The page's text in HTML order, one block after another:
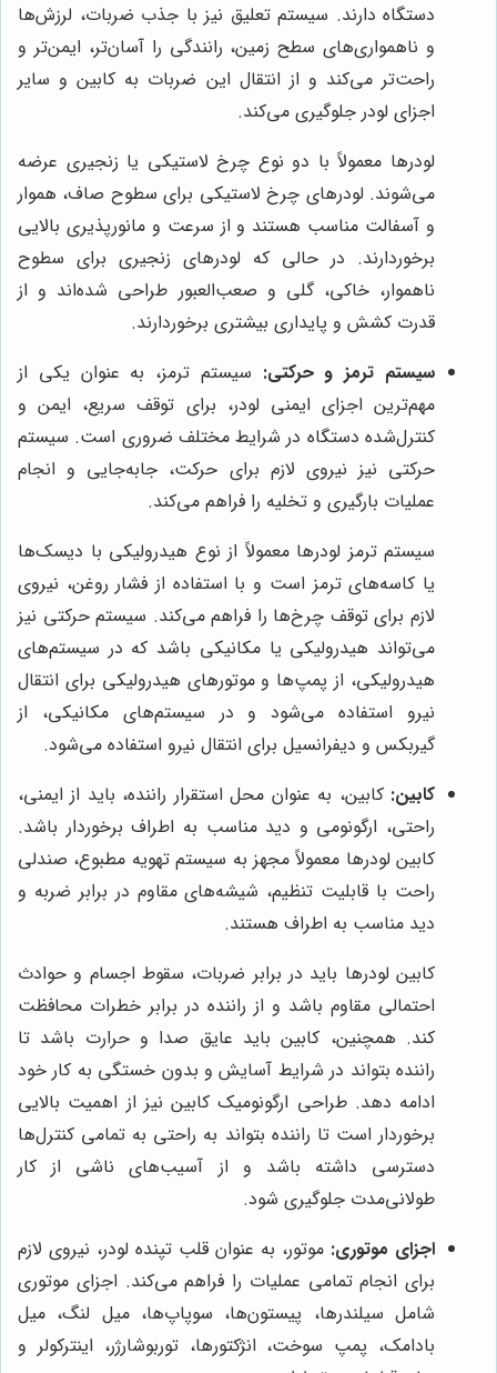
دستگاه دارند. سیستم تعلیق نیز با جذب ضربات، لرزش‌ها
و ناهمواری‌های سطح زمین، رانندگی را آسان‌تر، ایمن‌تر و
راحت‌تر می‌کند و از انتقال این ضربات به کابین و سایر
اجزای لودر جلوگیری می‌کند.
لودرها معمولاً با دو نوع چرخ لاستیکی یا زنجیری عرضه
می‌شوند. لودرهای چرخ لاستیکی برای سطوح صاف، هموار
و آسفالت مناسب هستند و از سرعت و مانورپذیری بالایی
برخوردارند. در حالی که لودرهای زنجیری برای سطوح
ناهموار، خاکی، گلی و صعب‌العبور طراحی شده‌اند و از
قدرت کشش و پایداری بیشتری برخوردارند.
سیستم ترمز و حرکتی: سیستم ترمز، به عنوان یکی از
مهم‌ترین اجزای ایمنی لودر، برای توقف سریع، ایمن و
کنترل‌شده دستگاه در شرایط مختلف ضروری است. سیستم
حرکتی نیز نیروی لازم برای حرکت، جابه‌جایی و انجام
عملیات بارگیری و تخلیه را فراهم می‌کند.
سیستم ترمز لودرها معمولاً از نوع هیدرولیکی با دیسک‌ها
یا کاسه‌های ترمز است و با استفاده از فشار روغن، نیروی
لازم برای توقف چرخ‌ها را فراهم می‌کند. سیستم حرکتی نیز
می‌تواند هیدرولیکی یا مکانیکی باشد که در سیستم‌های
هیدرولیکی، از پمپ‌ها و موتورهای هیدرولیکی برای انتقال
نیرو استفاده می‌شود و در سیستم‌های مکانیکی، از
گیربکس و دیفرانسیل برای انتقال نیرو استفاده می‌شود.
کابین: کابین، به عنوان محل استقرار راننده، باید از ایمنی،
راحتی، ارگونومی و دید مناسب به اطراف برخوردار باشد.
کابین لودرها معمولاً مجهز به سیستم تهویه مطبوع، صندلی
راحت با قابلیت تنظیم، شیشه‌های مقاوم در برابر ضربه و
دید مناسب به اطراف هستند.
کابین لودرها باید در برابر ضربات، سقوط اجسام و حوادث
احتمالی مقاوم باشد و از راننده در برابر خطرات محافظت
کند. همچنین، کابین باید عایق صدا و حرارت باشد تا
راننده بتواند در شرایط آسایش و بدون خستگی به کار خود
ادامه دهد. طراحی ارگونومیک کابین نیز از اهمیت بالایی
برخوردار است تا راننده بتواند به راحتی به تمامی کنترل‌ها
دسترسی داشته باشد و از آسیب‌های ناشی از کار
طولانی‌مدت جلوگیری شود.
اجزای موتوری: موتور، به عنوان قلب تپنده لودر، نیروی لازم
برای انجام تمامی عملیات را فراهم می‌کند. اجزای موتوری
شامل سیلندرها، پیستون‌ها، سوپاپ‌ها، میل لنگ، میل
بادامک، پمپ سوخت، انژکتورها، توربوشارژر، اینترکولر و